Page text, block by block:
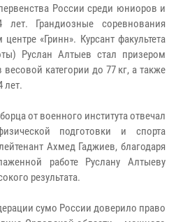
России среди юниоров и
Грандиозные соревнования
«Гринн». Курсант факультета
Руслан Алтыев стал призером
категории до 77 кг, а также
лет.
от военного института отвечал
подготовки и спорта
Ахмед Гаджиев, благодаря
работе Руслану Алтыеву
результата.
сумо России доверило право